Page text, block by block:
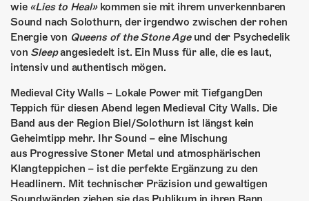
wie «Lies to Heal»kommen sie mit ihrem unverkennbaren
Sound nach Solothurn, der irgendwo zwischen der rohen
Energie von Queens of the Stone Ageund der Psychedelik
von Sleepangesiedelt ist. Ein Muss für alle, die es laut,
intensiv und authentisch mögen.
Medieval City Walls – Lokale Power mit TiefgangDen
Teppich für diesen Abend legen Medieval City Walls. Die
Band aus der Region Biel/Solothurn ist längst kein
Geheimtipp mehr. Ihr Sound – eine Mischung
aus Progressive Stoner Metal und atmosphärischen
Klangteppichen – ist die perfekte Ergänzung zu den
Headlinern. Mit technischer Präzision und gewaltigen